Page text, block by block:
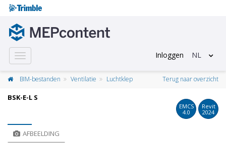
Toggle
navigation
Inloggen NL
BIM-bestanden Ventilatie Luchtklep Terug naar overzicht
BSK-E-L S
EMCS
4.0
Revit
2024
AFBEELDING